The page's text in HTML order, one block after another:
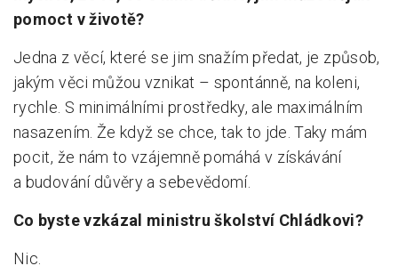
pomoct v životě?
Jedna z věcí, které se jim snažím předat, je způsob,
jakým věci můžou vznikat – spontánně, na koleni,
rychle. S minimálními prostředky, ale maximálním
nasazením. Že když se chce, tak to jde. Taky mám
pocit, že nám to vzájemně pomáhá v získávání
a budování důvěry a sebevědomí.
Co byste vzkázal ministru školství Chládkovi?
Nic.